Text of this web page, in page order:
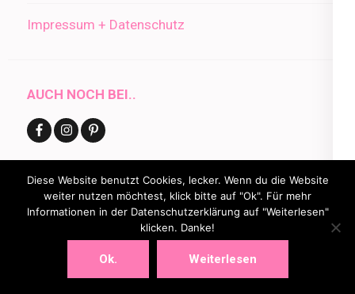
Impressum + Datenschutz
AUCH NOCH BEI..
BEITRÄGE IM ARCHIV
Beiträge
Diese Website benutzt Cookies, lecker. Wenn du die Website
weiter nutzen möchtest, klick bitte auf "Ok". Für mehr
Informationen in der Datenschutzerklärung auf "Weiterlesen"
klicken. Danke!
Ok. Weiterlesen